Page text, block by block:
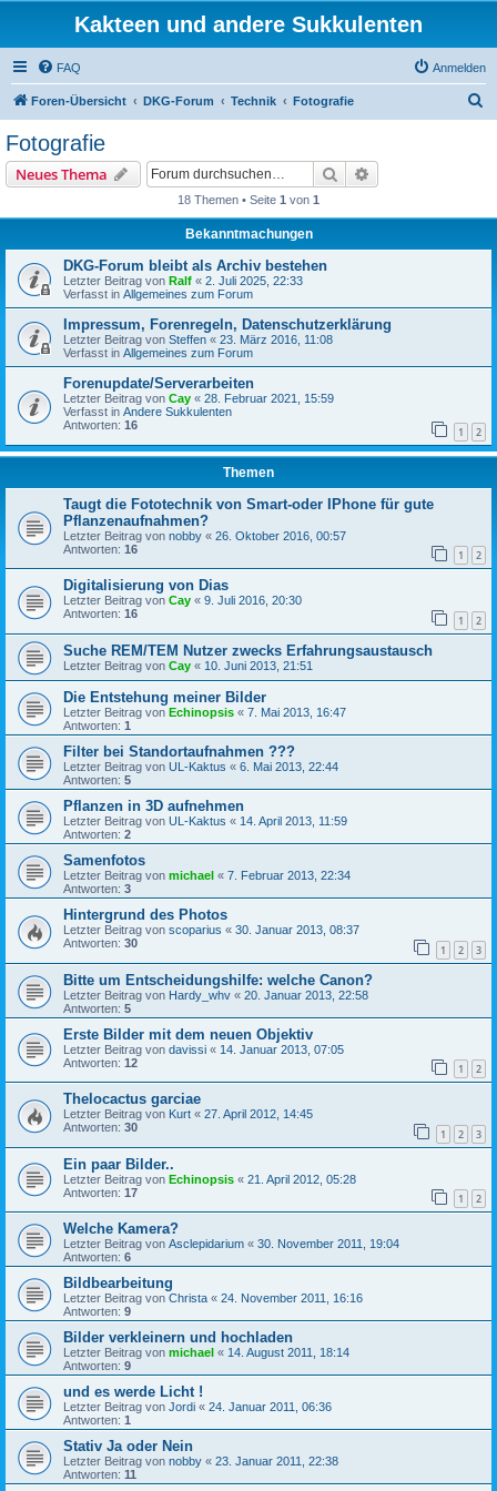
Kakteen und andere Sukkulenten
FAQ Anmelden
Foren-Übersicht DKG-Forum Technik Fotografie
Fotografie
Neues Thema Suche
18 Themen • Seite 1 von 1
Bekanntmachungen
DKG-Forum bleibt als Archiv bestehen
Letzter Beitrag von Ralf « 2. Juli 2025, 22:33
Verfasst in Allgemeines zum Forum
Impressum, Forenregeln, Datenschutzerklärung
Letzter Beitrag von Steffen « 23. März 2016, 11:08
Verfasst in Allgemeines zum Forum
Forenupdate/Serverarbeiten
Letzter Beitrag von Cay « 28. Februar 2021, 15:59
Verfasst in Andere Sukkulenten
Antworten: 16 1 2
Themen
Taugt die Fototechnik von Smart-oder IPhone für gute
Pflanzenaufnahmen?
Letzter Beitrag von nobby « 26. Oktober 2016, 00:57
Antworten: 16 1 2
Digitalisierung von Dias
Letzter Beitrag von Cay « 9. Juli 2016, 20:30
Antworten: 16 1 2
Suche REM/TEM Nutzer zwecks Erfahrungsaustausch
Letzter Beitrag von Cay « 10. Juni 2013, 21:51
Die Entstehung meiner Bilder
Letzter Beitrag von Echinopsis « 7. Mai 2013, 16:47
Antworten: 1
Filter bei Standortaufnahmen ???
Letzter Beitrag von UL-Kaktus « 6. Mai 2013, 22:44
Antworten: 5
Pflanzen in 3D aufnehmen
Letzter Beitrag von UL-Kaktus « 14. April 2013, 11:59
Antworten: 2
Samenfotos
Letzter Beitrag von michael « 7. Februar 2013, 22:34
Antworten: 3
Hintergrund des Photos
Letzter Beitrag von scoparius « 30. Januar 2013, 08:37
Antworten: 30 1 2 3
Bitte um Entscheidungshilfe: welche Canon?
Letzter Beitrag von Hardy_whv « 20. Januar 2013, 22:58
Antworten: 5
Erste Bilder mit dem neuen Objektiv
Letzter Beitrag von davissi « 14. Januar 2013, 07:05
Antworten: 12 1 2
Thelocactus garciae
Letzter Beitrag von Kurt « 27. April 2012, 14:45
Antworten: 30 1 2 3
Ein paar Bilder..
Letzter Beitrag von Echinopsis « 21. April 2012, 05:28
Antworten: 17 1 2
Welche Kamera?
Letzter Beitrag von Asclepidarium « 30. November 2011, 19:04
Antworten: 6
Bildbearbeitung
Letzter Beitrag von Christa « 24. November 2011, 16:16
Antworten: 9
Bilder verkleinern und hochladen
Letzter Beitrag von michael « 14. August 2011, 18:14
Antworten: 9
und es werde Licht !
Letzter Beitrag von Jordi « 24. Januar 2011, 06:36
Antworten: 1
Stativ Ja oder Nein
Letzter Beitrag von nobby « 23. Januar 2011, 22:38
Antworten: 11